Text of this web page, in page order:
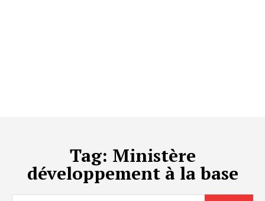
Tag: Ministère
développement à la base